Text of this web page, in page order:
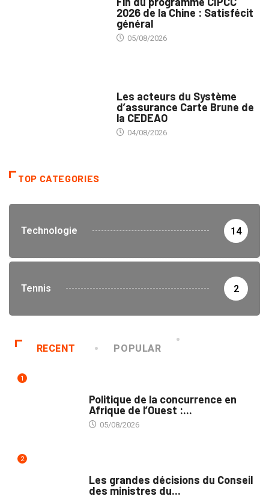
2026 de la Chine : Satisfécit
général
05/08/2026
Les acteurs du Système
d’assurance Carte Brune de
la CEDEAO
04/08/2026
TOP CATEGORIES
Technologie 14
Tennis 2
RECENT POPULAR
1
Politique de la concurrence en
Afrique de l’Ouest :...
05/08/2026
2
Les grandes décisions du Conseil
des ministres du...